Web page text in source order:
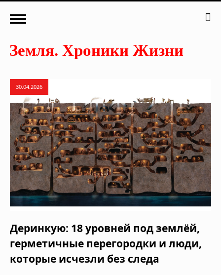
30.04.2026
Деринкую: 18 уровней под землёй,
герметичные перегородки и люди,
которые исчезли без следа